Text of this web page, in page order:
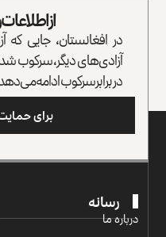
از
در افغانستان، جایی که
آزادی‌های دیگر، سرکوب
در برابر سرکوب ادامه
برای
رسانه
درباره ما